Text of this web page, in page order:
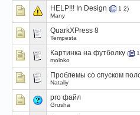
HELP!!! In Design ( 1 2)
Many
QuarkXPress 8
Tempesta
Картинка на футболку ( 1
moloko
Проблемы со спуском
Nataliy
pro файл
Grusha